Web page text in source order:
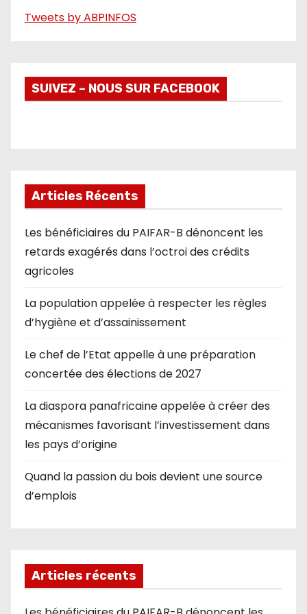
Tweets by ABPINFOS
SUIVEZ – NOUS SUR FACEBOOK
Articles Récents
Les bénéficiaires du PAIFAR-B dénoncent les
retards exagérés dans l’octroi des crédits
agricoles
La population appelée à respecter les règles
d’hygiène et d’assainissement
Le chef de l’Etat appelle à une préparation
concertée des élections de 2027
La diaspora panafricaine appelée à créer des
mécanismes favorisant l’investissement dans
les pays d’origine
Quand la passion du bois devient une source
d’emplois
Articles récents